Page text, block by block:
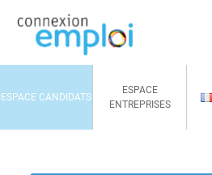
ESPACE CANDIDATS
ESPACE
ENTREPRISES